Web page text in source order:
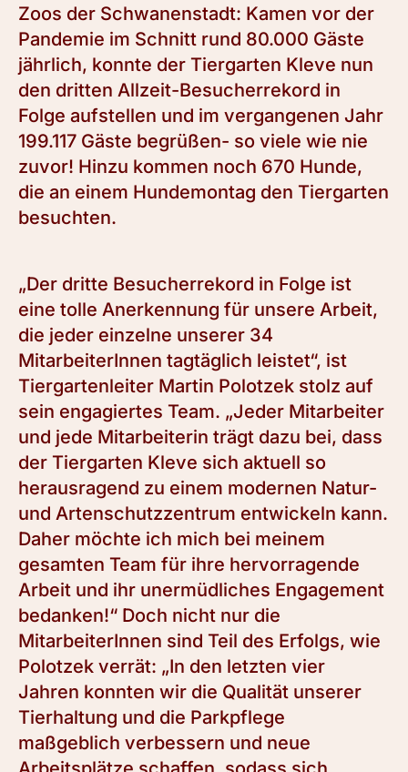
Zoos der Schwanenstadt: Kamen vor der
Pandemie im Schnitt rund 80.000 Gäste
jährlich, konnte der Tiergarten Kleve nun
den dritten Allzeit-Besucherrekord in
Folge aufstellen und im vergangenen Jahr
199.117 Gäste begrüßen- so viele wie nie
zuvor! Hinzu kommen noch 670 Hunde,
die an einem Hundemontag den Tiergarten
besuchten.
„Der dritte Besucherrekord in Folge ist
eine tolle Anerkennung für unsere Arbeit,
die jeder einzelne unserer 34
MitarbeiterInnen tagtäglich leistet“, ist
Tiergartenleiter Martin Polotzek stolz auf
sein engagiertes Team. „Jeder Mitarbeiter
und jede Mitarbeiterin trägt dazu bei, dass
der Tiergarten Kleve sich aktuell so
herausragend zu einem modernen Natur-
und Artenschutzzentrum entwickeln kann.
Daher möchte ich mich bei meinem
gesamten Team für ihre hervorragende
Arbeit und ihr unermüdliches Engagement
bedanken!“ Doch nicht nur die
MitarbeiterInnen sind Teil des Erfolgs, wie
Polotzek verrät: „In den letzten vier
Jahren konnten wir die Qualität unserer
Tierhaltung und die Parkpflege
maßgeblich verbessern und neue